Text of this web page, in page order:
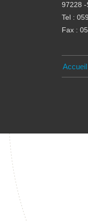
97228 -
Tel :
Fax :
Accueil